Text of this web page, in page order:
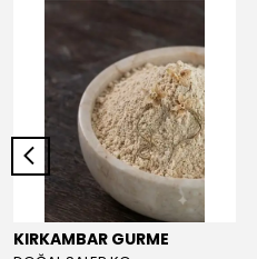
KIRKAMBAR GURME